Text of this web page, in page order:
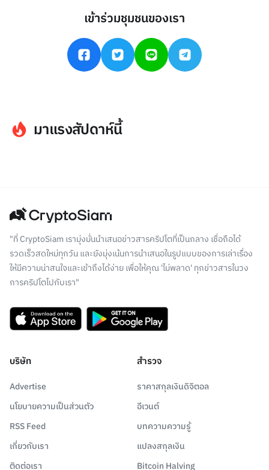
เข้าร่วมชุมชนของเรา
มาแรงสัปดาห์นี้
"ที่ CryptoSiam เรามุ่งมั่นนำเสนอข่าวสารคริปโตที่เป็นกลาง เชื่อถือได้
รวดเร็วสดใหม่ทุกวัน และยังมุ่งเน้นการนำเสนอในรูปแบบของการเล่าเรื่อง
ให้มีความน่าสนใจและเข้าถึงได้ง่าย เพื่อให้คุณ 'ไม่พลาด' ทุกข่าวสารในวง
การคริปโตไปกับเรา"
บริษัท
Advertise
นโยบายความเป็นส่วนตัว
RSS Feed
เกี่ยวกับเรา
ติดต่อเรา
สำรวจ
ราคาสกุลเงินดิจิตอล
อีเวนต์
บทความความรู้
แปลงสกุลเงิน
Bitcoin Halving